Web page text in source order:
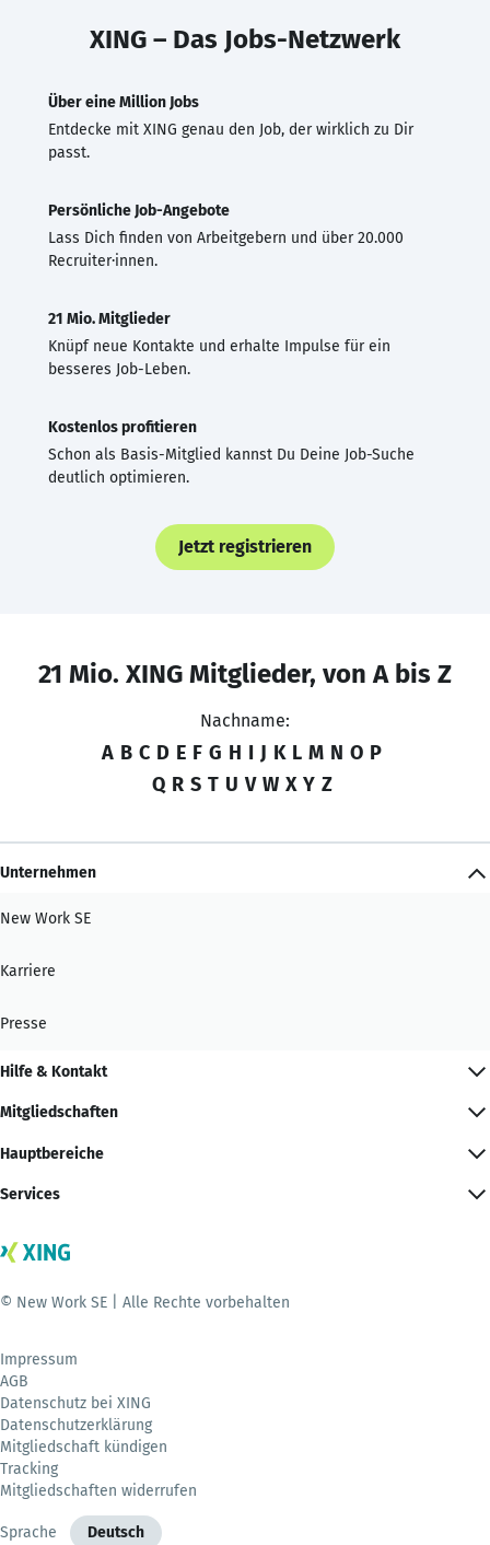
XING – Das Jobs-Netzwerk
Über eine Million Jobs
Entdecke mit XING genau den Job, der wirklich zu Dir
passt.
Persönliche Job-Angebote
Lass Dich finden von Arbeitgebern und über 20.000
Recruiter·innen.
21 Mio. Mitglieder
Knüpf neue Kontakte und erhalte Impulse für ein
besseres Job-Leben.
Kostenlos profitieren
Schon als Basis-Mitglied kannst Du Deine Job-Suche
deutlich optimieren.
Jetzt registrieren
21 Mio. XING Mitglieder, von A bis Z
Nachname:
A B C D E F G H I J K L M N O P
Q R S T U V W X Y Z
Unternehmen
New Work SE
Karriere
Presse
Hilfe & Kontakt
Mitgliedschaften
Hauptbereiche
Services
© New Work SE | Alle Rechte vorbehalten
Impressum
AGB
Datenschutz bei XING
Datenschutzerklärung
Mitgliedschaft kündigen
Tracking
Mitgliedschaften widerrufen
Sprache Deutsch